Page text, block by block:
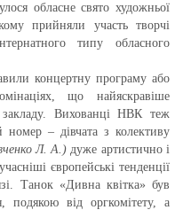
обласне свято художньої
прийняли участь творчі
типу обласного
концертну програму або
що найяскравіше
закладу. Вихованці НВК теж
номер – дівчата з колективу
Л. А.) дуже артистично і
європейські тенденції
Танок «Дивна квітка» був
подякою від оргкомітету, а